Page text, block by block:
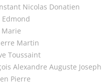
Nicolas Donatien
Edmond
Marie
Martin
Toussaint
Alexandre Auguste Joseph
Pierre